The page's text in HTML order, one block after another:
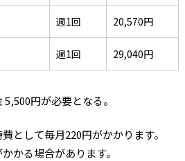
週1回 20,570円
週1回 29,040円
円が必要となる。
として毎月220円がかかります。
かる場合があります。